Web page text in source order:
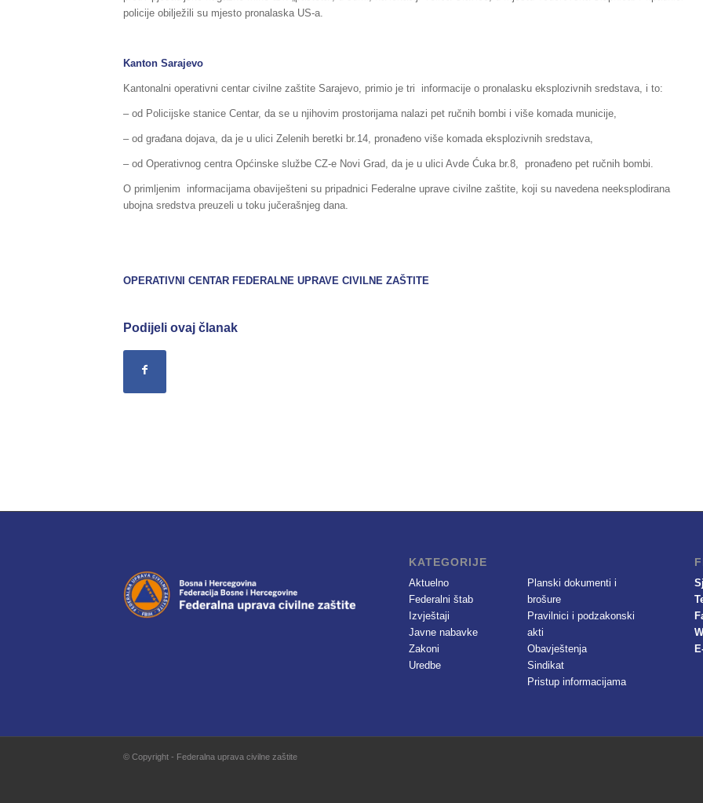
policije obilježili su mjesto pronalaska US-a.
Kanton Sarajevo
Kantonalni operativni centar civilne zaštite Sarajevo, primio je tri informacije o pronalasku eksplozivnih sredstava, i to:
– od Policijske stanice Centar, da se u njihovim prostorijama nalazi pet ručnih bombi i više komada municije,
– od građana dojava, da je u ulici Zelenih beretki br.14, pronađeno više komada eksplozivnih sredstava,
– od Operativnog centra Općinske službe CZ-e Novi Grad, da je u ulici Avde Ćuka br.8, pronađeno pet ručnih bombi.
O primljenim informacijama obaviješteni su pripadnici Federalne uprave civilne zaštite, koji su navedena neeksplodirana
ubojna sredstva preuzeli u toku jučerašnjeg dana.
OPERATIVNI CENTAR FEDERALNE UPRAVE CIVILNE ZAŠTITE
Podijeli ovaj članak
KATEGORIJE
Aktuelno
Federalni štab
Izvještaji
Javne nabavke
Zakoni
Uredbe
Planski dokumenti i
brošure
Pravilnici i podzakonski
akti
Obavještenja
Sindikat
Pristup informacijama
© Copyright - Federalna uprava civilne zaštite